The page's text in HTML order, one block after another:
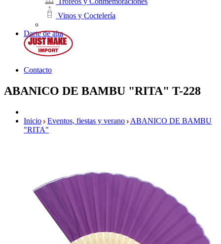
Vinos y Coctelería
Darte de alta
Contacto
ABANICO DE BAMBU "RITA" T-228
Inicio Eventos, fiestas y verano
ABANICO DE BAMBU
"RITA"